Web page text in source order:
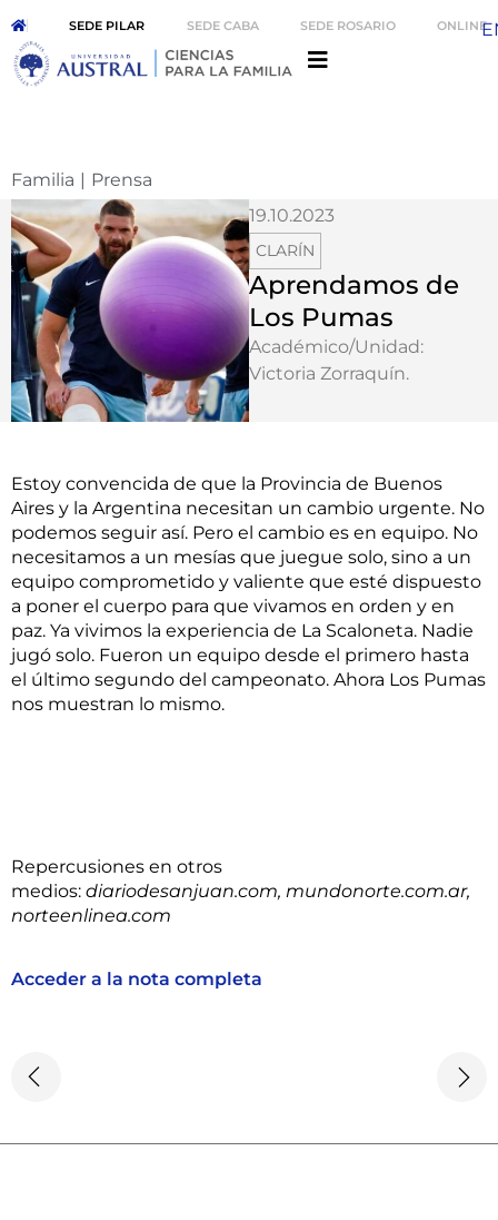
SEDE PILAR SEDE CABA SEDE ROSARIO ONLINE
Familia
Prensa
19.10.2023
CLARÍN
Aprendamos de
Los Pumas
Académico/Unidad:
Victoria Zorraquín.
Estoy convencida de que la Provincia de Buenos
Aires y la Argentina necesitan un cambio urgente. No
podemos seguir así. Pero el cambio es en equipo. No
necesitamos a un mesías que juegue solo, sino a un
equipo comprometido y valiente que esté dispuesto
a poner el cuerpo para que vivamos en orden y en
paz. Ya vivimos la experiencia de La Scaloneta. Nadie
jugó solo. Fueron un equipo desde el primero hasta
el último segundo del campeonato. Ahora Los Pumas
nos muestran lo mismo.
Repercusiones en otros
medios: diariodesanjuan.com, mundonorte.com.ar,
norteenlinea.com
Acceder a la nota completa